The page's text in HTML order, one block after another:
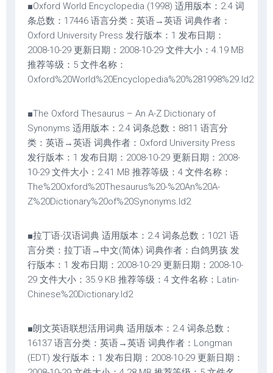
■Oxford World Encyclopedia (1998) 适用版本：2.4 词
条总数：17446 语言分类：英语→英语 词典作者：
Oxford University Press 发行版本：1 发布日期：
2008-10-29 更新日期：2008-10-29 文件大小：4.19 MB
推荐等级：5 文件名称：
Oxford%20World%20Encyclopedia%20%281998%29.ld2
■The Oxford Thesaurus – An A-Z Dictionary of
Synonyms 适用版本：2.4 词条总数：8811 语言分
类：英语→英语 词典作者：Oxford University Press
发行版本：1 发布日期：2008-10-29 更新日期：2008-
10-29 文件大小：2.41 MB 推荐等级：4 文件名称：
The%20Oxford%20Thesaurus%20-%20An%20A-
Z%20Dictionary%20of%20Synonyms.ld2
■拉丁语-汉语词典 适用版本：2.4 词条总数：1021 语
言分类：拉丁语→中文(简体) 词典作者：白鸽男孩 发
行版本：1 发布日期：2008-10-29 更新日期：2008-10-
29 文件大小：35.9 KB 推荐等级：4 文件名称：Latin-
Chinese%20Dictionary.ld2
■朗文英语联想活用词典 适用版本：2.4 词条总数：
16137 语言分类：英语→英语 词典作者：Longman
(EDT) 发行版本：1 发布日期：2008-10-29 更新日期：